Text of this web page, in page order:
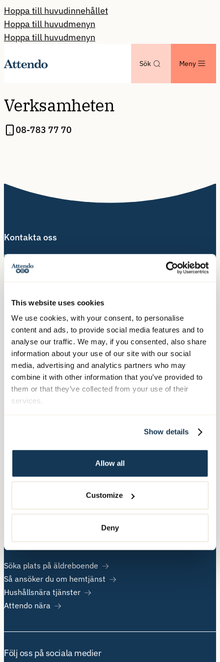
This website uses cookies
We use cookies, with your consent, to personalise
content and ads, to provide social media features and to
analyse our traffic. We may, if you consented, also share
information about your use of our site with our social
media, advertising and analytics partners who may
combine it with other information that you’ve provided to
them or that they’ve collected from your use of their
services.
Show details
Allow all
Customize
Deny
Hoppa till huvudinnehållet
Hoppa till huvudmenyn
Hoppa till huvudmenyn
Sök Meny
Verksamheten
08-783 77 70
Kontakta oss
Telefon:010-140 10 70
113 31 Stockholm
Postadress:
Box 3020, 103 61 Stockholm
Våra tjänster
Äldreboende
Jobba hos oss
Populära sidor
Söka plats på äldreboende
Så ansöker du om hemtjänst
Hushållsnära tjänster
Attendo nära
Följ oss på sociala medier